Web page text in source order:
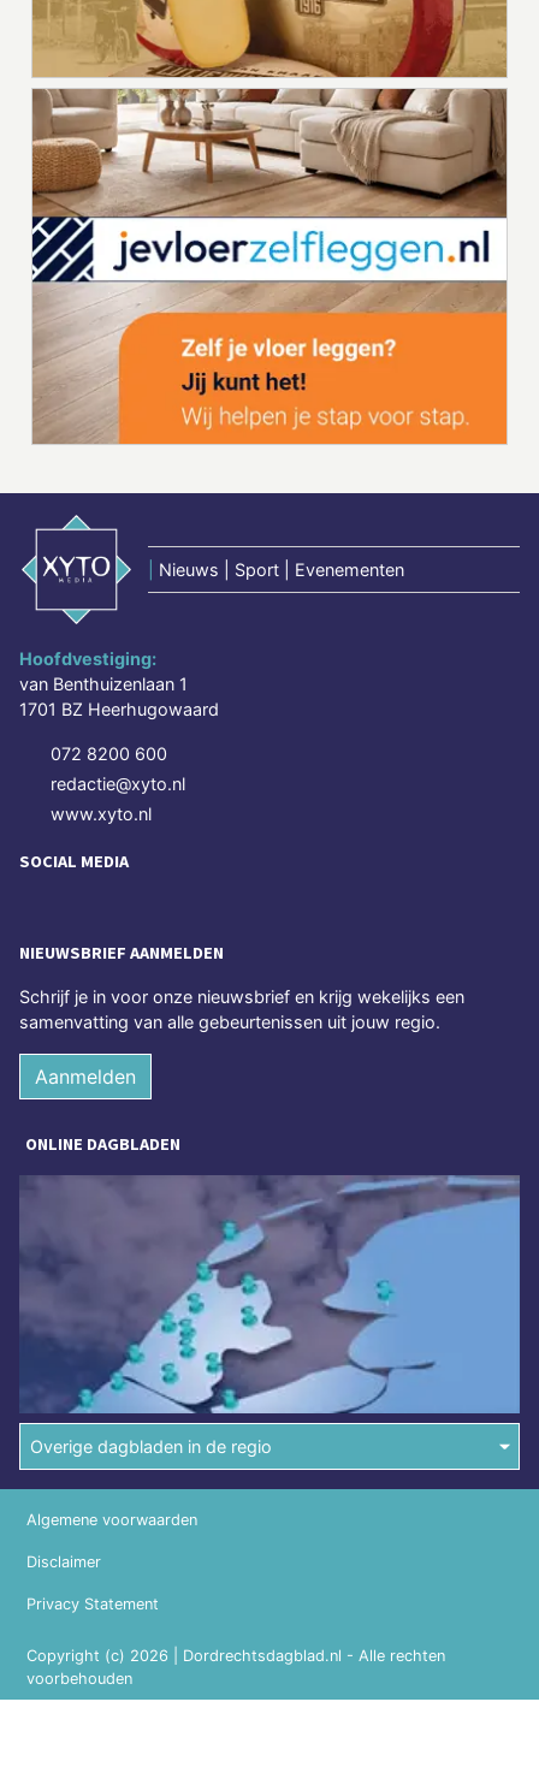
Nieuws | Sport | Evenementen
Hoofdvestiging:
van Benthuizenlaan 1
1701 BZ Heerhugowaard
072 8200 600
redactie@xyto.nl
www.xyto.nl
SOCIAL MEDIA
NIEUWSBRIEF AANMELDEN
Schrijf je in voor onze nieuwsbrief en krijg wekelijks een
samenvatting van alle gebeurtenissen uit jouw regio.
Aanmelden
ONLINE DAGBLADEN
Overige dagbladen in de regio
Copyright (c) 2026 | Dordrechtsdagblad.nl - Alle rechten
voorbehouden
Algemene voorwaarden
Disclaimer
Privacy Statement